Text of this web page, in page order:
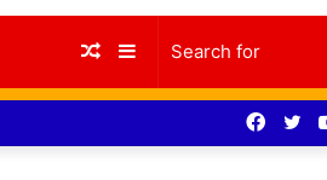
Sidebar
Random